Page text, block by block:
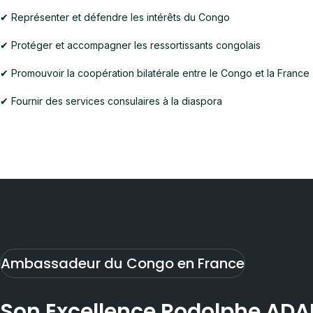
✔ Représenter et défendre les intérêts du Congo
✔ Protéger et accompagner les ressortissants congolais
✔ Promouvoir la coopération bilatérale entre le Congo et la France
✔ Fournir des services consulaires à la diaspora
Ambassadeur du Congo en France